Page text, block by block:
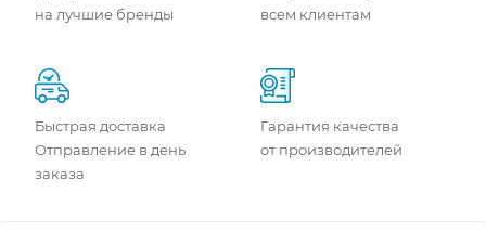
на лучшие бренды
всем клиентам
Быстрая доставка
Отправление в день
заказа
Гарантия качества
от производителей